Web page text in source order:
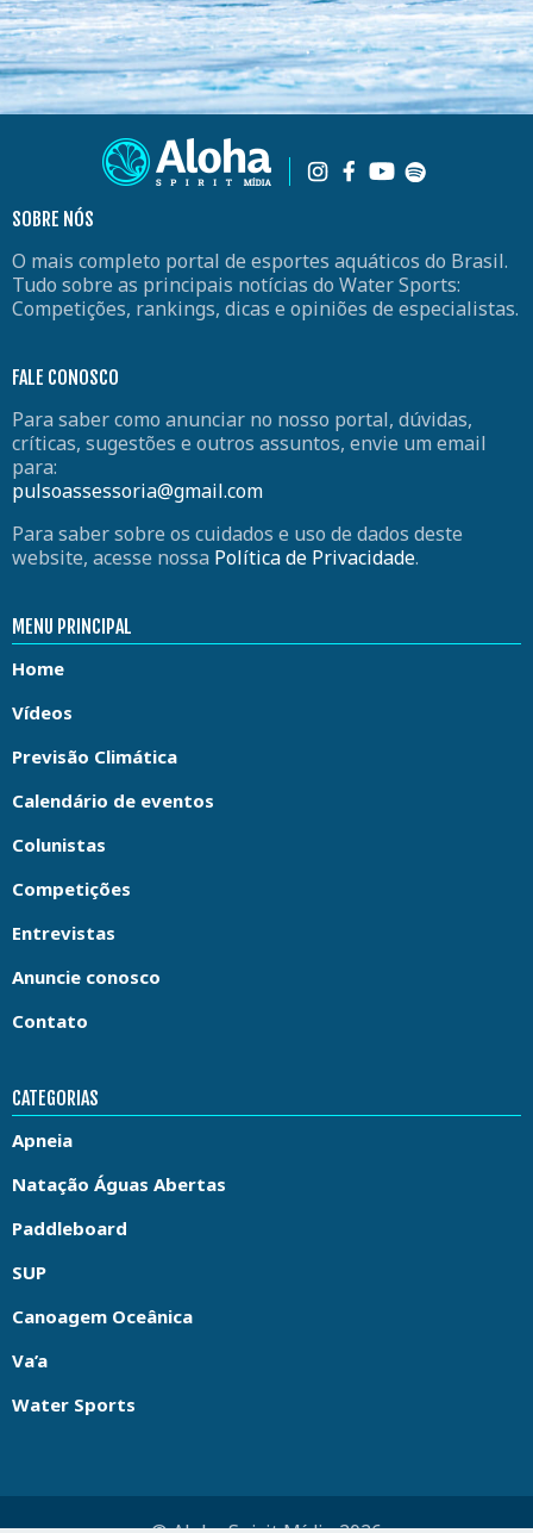
SOBRE NÓS
O mais completo portal de esportes aquáticos do Brasil.
Tudo sobre as principais notícias do Water Sports:
Competições, rankings, dicas e opiniões de especialistas.
FALE CONOSCO
Para saber como anunciar no nosso portal, dúvidas,
críticas, sugestões e outros assuntos, envie um email
para:
pulsoassessoria@gmail.com
Para saber sobre os cuidados e uso de dados deste
website, acesse nossa Política de Privacidade.
MENU PRINCIPAL
Home
Vídeos
Previsão Climática
Calendário de eventos
Colunistas
Competições
Entrevistas
Anuncie conosco
Contato
CATEGORIAS
Apneia
Natação Águas Abertas
Paddleboard
SUP
Canoagem Oceânica
Va’a
Water Sports